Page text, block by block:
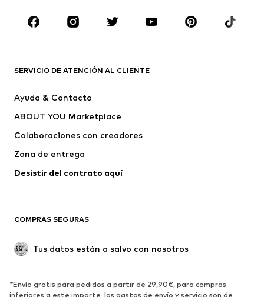
MARCAS
PUMA
Liewood
LTB Jeans
SERVICIO DE ATENCIÓN AL CLIENTE
Ayuda & Contacto
ABOUT YOU Marketplace
Colaboraciones con creadores
Zona de entrega
Desistir del contrato aquí
COMPRAS SEGURAS
Tus datos están a salvo con nosotros
*Envío gratis para pedidos a partir de 29,90€, para compras
inferiores a este importe, los gastos de envío y servicio son de